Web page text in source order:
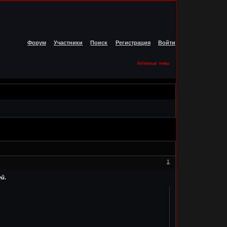
Форум Участники Поиск Регистрация Войти
Активные темы
1